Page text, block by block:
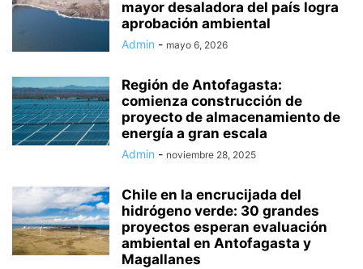
mayor desaladora del país logra
aprobación ambiental
Admin - mayo 6, 2026
Región de Antofagasta:
comienza construcción de
proyecto de almacenamiento de
energía a gran escala
Admin - noviembre 28, 2025
Chile en la encrucijada del
hidrógeno verde: 30 grandes
proyectos esperan evaluación
ambiental en Antofagasta y
Magallanes